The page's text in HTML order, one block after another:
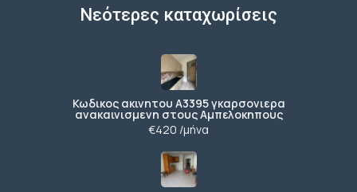
Νεότερες καταχωρίσεις
Κωδικος ακινητου Α3395 γκαρσονιερα
ανακαινισμενη στους Αμπελοκηπους
€420 /μήνα